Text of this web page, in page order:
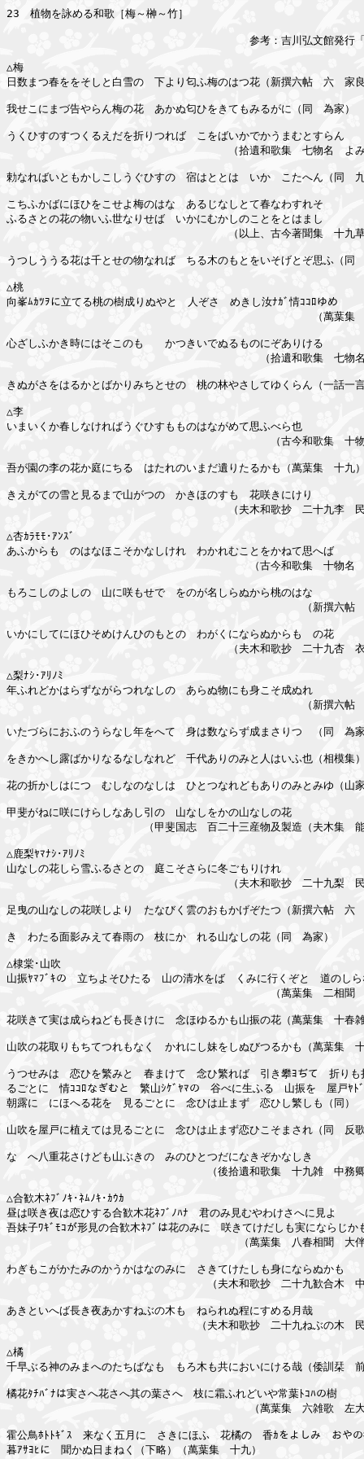
23　植物を詠める和歌［梅～榊～竹］
参考：吉川弘文館発行「古事
△梅
日数まつ春ををそしと白雪の　下より匂ふ梅のはつ花（新撰六帖　六　家
我せこにまづ告やらん梅の花　あかぬ匂ひをきてもみるがに（同　為家）
うくひすのすつくるえだを折りつれば　こをばいかでかうまむとすらん
（拾遺和歌集　七物名　よみ人し
勅なればいともかしこしうぐひすの　宿はととはゞいかゞこたへん（同　
こちふかばにほひをこせよ梅のはな　あるじなしとて春なわすれそ
ふるさとの花の物いふ世なりせば　いかにむかしのことをとはまし
（以上、古今著聞集　十九草木　
うつしううる花は千とせの物なれば　ちる木のもとをいそげとぞ思ふ（同
△桃
向峯ﾑｶﾂｦに立てる桃の樹成りぬやと　人ぞさゝめきし汝ﾅｶﾞ情ｺｺﾛゆめ
（萬葉集　七譬喩
心ざしふかき時にはそこのもゝ　かつきいでぬるものにぞありける
（拾遺和歌集　七物名　す
きぬがさをはるかとばかりみちとせの　桃の林やさしてゆくらん（一話一
△李
いまいくか春しなければうぐひすもものはながめて思ふべら也
（古今和歌集　十物名　貫
吾が園の李の花か庭にちる　はたれのいまだ遺りたるかも（萬葉集　十九
きえがての雪と見るまで山がつの　かきほのすもゝ花咲きにけり
（夫木和歌抄　二十九李　民部卿
△杏ｶﾗﾓﾓ･ｱﾝｽﾞ
あふからもゝのはなほこそかなしけれ　わかれむことをかねて思へば
（古今和歌集　十物名　ふか
もろこしのよしのゝ山に咲もせで　をのが名しらぬから桃のはな
（新撰六帖　六　為
いかにしてにほひそめけんひのもとの　わがくにならぬからもゝの花
（夫木和歌抄　二十九杏　衣笠内
△梨ﾅｼ･ｱﾘﾉﾐ
年ふれどかはらずながらつれなしの　あらぬ物にも身こそ成ぬれ
（新撰六帖　六　家
いたづらにおふのうらなし年をへて　身は数ならず成まさりつゝ（同　為
をきかへし露ばかりなるなしなれど　千代ありのみと人はいふ也（相模集
花の折かしはにつゝむしなのなしは　ひとつなれどもありのみとみゆ（山
甲斐がねに咲にけらしなあし引の　山なしをかの山なしの花
（甲斐国志　百二十三産物及製造（夫木集　能因
△鹿梨ﾔﾏﾅｼ･ｱﾘﾉﾐ
山なしの花しら雪ふるさとの　庭こそさらに冬ごもりけれ
（夫木和歌抄　二十九梨　民部卿
足曳の山なしの花咲しより　たなびく雲のおもかげぞたつ（新撰六帖　六
きゝわたる面影みえて春雨の　枝にかゝれる山なしの花（同　為家）
△棣棠･山吹
山振ﾔﾏﾌﾞｷの　立ちよそひたる　山の清水をば　くみに行くぞと　道のし
（萬葉集　二相聞　高市皇
花咲きて実は成らねども長きけに　念ほゆるかも山振の花（萬葉集　十春
山吹の花取りもちてつれもなく　かれにし妹をしぬびつるかも（萬葉集　
うつせみは　恋ひを繁みと　春まけて　念ひ繁れば　引き攀ﾖぢて　折り
るごとに　情ｺｺﾛなぎむと　繁山ｼｹﾞﾔﾏの　谷べに生ふる　山振を　屋戸ﾔﾄ
朝露に　にほへる花を　見るごとに　念ひは止まず　恋ひし繁しも（同）
山吹を屋戸に植えては見るごとに　念ひは止まず恋ひこそまされ（同　反
なゝへ八重花さけども山ぶきの　みのひとつだになきぞかなしき
（後拾遺和歌集　十九雑　中務卿兼明
△合歓木ﾈﾌﾞﾉｷ･ﾈﾑﾉｷ･ｶｳｶ
昼は咲き夜は恋ひする合歓木花ﾈﾌﾞﾉﾊﾅ　君のみ見むやわけさへに見よ
吾妹子ﾜｷﾞﾓｺが形見の合歓木ﾈﾌﾞは花のみに　咲きてけだしも実にならじか
（萬葉集　八春相聞　大伴宿禰
わぎもこがかたみのかうかはなのみに　さきてけたしも身にならぬかも
（夫木和歌抄　二十九歓合木　中納言
あきといへば長き夜あかすねぶの木も　ねられぬ程にすめる月哉
（夫木和歌抄　二十九ねぶの木　民部卿
△橘
千早ぶる神のみまへのたちばなも　もろ木も共においにける哉（倭訓栞　
橘花ﾀﾁﾊﾞﾅは実さへ花さへ其の葉さへ　枝に霜ふれどいや常葉ﾄｺﾊの樹
（萬葉集　六雑歌　左大臣葛
霍公鳥ﾎﾄﾄｷﾞｽ　来なく五月に　さきにほふ　花橘の　香ｶをよしみ　おや